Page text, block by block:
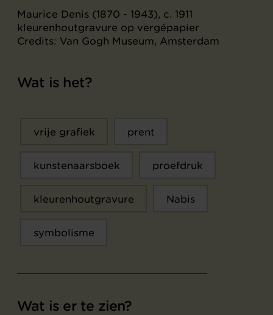
Maurice Denis (1870 - 1943), c. 1911
kleurenhoutgravure op vergépapier
Credits: Van Gogh Museum, Amsterdam
Wat is het?
vrije grafiek prent
kunstenaarsboek proefdruk
kleurenhoutgravure Nabis
symbolisme
Wat is er te zien?